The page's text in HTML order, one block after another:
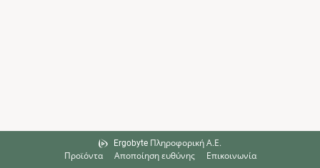
Ergobyte Πληροφορική Α.Ε.
Προϊόντα
Αποποίηση ευθύνης Επικοινωνία